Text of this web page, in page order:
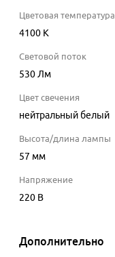
Цветовая температура
4100 K
Световой поток
530Лм
Цвет свечения
нейтральный белый
Высота/длина лампы
57 мм
Напряжение
220 В
Дополнительно